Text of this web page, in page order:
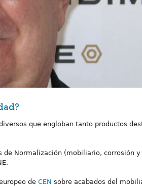
que engloban tanto productos
de Normalización (mobiliario, corrosión
de CEN sobre acabados del